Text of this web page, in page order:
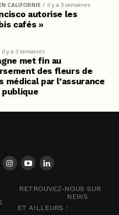
CALIFORNIE il y a 3 semaines
autorise les
cafés »
il y a 3 semaines
met fin au
des fleurs de
médical par l’assurance
publique
RETROUVEZ-NOUS SUR
NEWS
ET AILLEURS :